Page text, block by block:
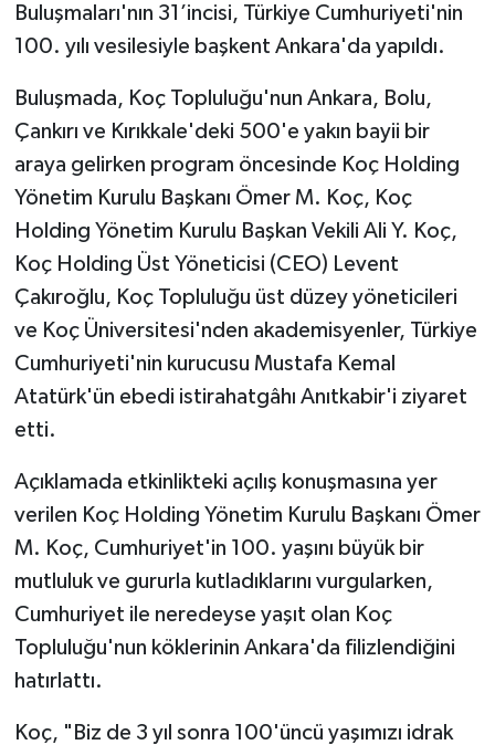
Buluşmaları'nın 31’incisi, Türkiye Cumhuriyeti'nin
100. yılı vesilesiyle başkent Ankara'da yapıldı.
Buluşmada, Koç Topluluğu'nun Ankara, Bolu,
Çankırı ve Kırıkkale'deki 500'e yakın bayii bir
araya gelirken program öncesinde Koç Holding
Yönetim Kurulu Başkanı Ömer M. Koç, Koç
Holding Yönetim Kurulu Başkan Vekili Ali Y. Koç,
Koç Holding Üst Yöneticisi (CEO) Levent
Çakıroğlu, Koç Topluluğu üst düzey yöneticileri
ve Koç Üniversitesi'nden akademisyenler, Türkiye
Cumhuriyeti'nin kurucusu Mustafa Kemal
Atatürk'ün ebedi istirahatgâhı Anıtkabir'i ziyaret
etti.
Açıklamada etkinlikteki açılış konuşmasına yer
verilen Koç Holding Yönetim Kurulu Başkanı Ömer
M. Koç, Cumhuriyet'in 100. yaşını büyük bir
mutluluk ve gururla kutladıklarını vurgularken,
Cumhuriyet ile neredeyse yaşıt olan Koç
Topluluğu'nun köklerinin Ankara'da filizlendiğini
hatırlattı.
Koç, "Biz de 3 yıl sonra 100'üncü yaşımızı idrak